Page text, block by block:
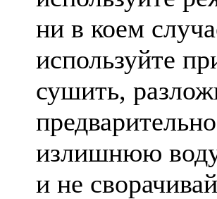
ни в коем
используйте
сушить,
излишнюю
и не